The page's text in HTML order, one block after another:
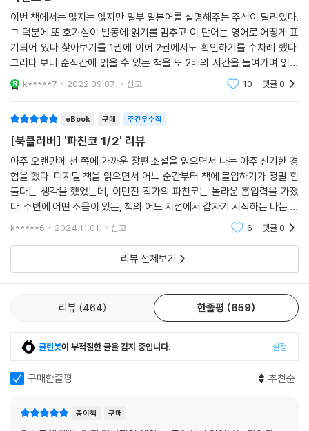
이번 책에서는 많지는 않지만 일부 일본어를 설명해주는 주석이 달려있다.
그 덕분에 또 호기심이 발동에 읽기를 멈추고 이 단어는 영어로 어떻게 표
기되어 있나 찾아보기를 1권에 이어 2권에서도 확인하기를 수차례 했다.
그러다 보니 순식간에 읽을 수 있는 책을 또 2배의 시간을 들여가며 읽었
다. 모자수의 이야기로 시작되는 것처럼 2권에서는 등장인물 중 모자수
의
k*****7 2022.09.07. 신고 10 댓글0
eBook 구매 주간우수작
[북클러버] '파친코 1/2' 리뷰
아주 오랜만에 천 쪽에 가까운 장편 소설을 읽으면서 나는 아주 신기한 경
험을 했다. 디지털 책을 읽으면서 어느 순간부터 책에 몰입하기가 정말 힘
들다는 생각을 했었는데, 이민진 작가의 파친코는 놀라운 흡입력을 가졌
다. 주변에 어떤 소음이 있든, 책의 어느 지점에서 갑자기 시작하든 나는 불
과 십초 내에 책의 현장 속으로 진입할 수 있었다. 총 3대의 가족이 등장하
k*****6 2024.11.01. 신고 6 댓글0
리뷰 전체보기
리뷰 464 한줄평 659
클린봇이 부적절한 글을 감지 중입니다. 설정
구매한줄평 추천순
종이책 구매